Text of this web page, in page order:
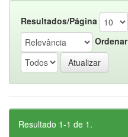
Resultados/Página
Ordenar
Resultado 1-1 de 1.